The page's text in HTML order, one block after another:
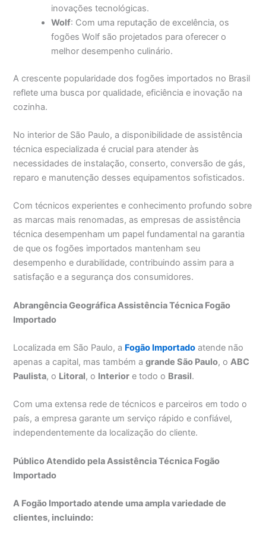
inovações tecnológicas.
Wolf: Com uma reputação de excelência, os
fogões Wolf são projetados para oferecer o
melhor desempenho culinário.
A crescente popularidade dos fogões importados no Brasil
reflete uma busca por qualidade, eficiência e inovação na
cozinha.
No interior de São Paulo, a disponibilidade de assistência
técnica especializada é crucial para atender às
necessidades de instalação, conserto, conversão de gás,
reparo e manutenção desses equipamentos sofisticados.
Com técnicos experientes e conhecimento profundo sobre
as marcas mais renomadas, as empresas de assistência
técnica desempenham um papel fundamental na garantia
de que os fogões importados mantenham seu
desempenho e durabilidade, contribuindo assim para a
satisfação e a segurança dos consumidores.
Abrangência Geográfica Assistência Técnica Fogão
Importado
Localizada em São Paulo, a Fogão Importado atende não
apenas a capital, mas também agrande São Paulo, oABC
Paulista, o Litoral, o Interior e todo o Brasil.
Com uma extensa rede de técnicos e parceiros em todo o
país, a empresa garante um serviço rápido e confiável,
independentemente da localização do cliente.
Público Atendido pela Assistência Técnica Fogão
Importado
A Fogão Importado atende uma ampla variedade de
clientes, incluindo: